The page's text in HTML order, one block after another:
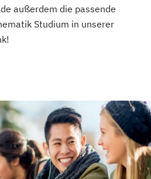
außerdem die passende
Studium in unserer